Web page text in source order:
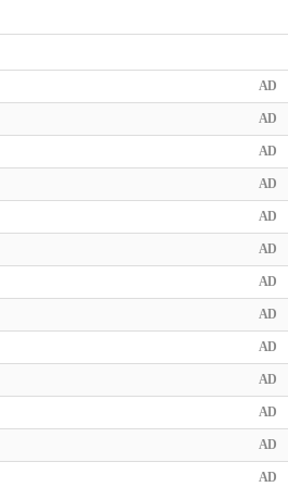
AD
AD
AD
AD
AD
AD
AD
AD
AD
AD
AD
AD
AD